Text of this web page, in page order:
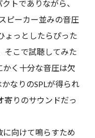
トでありながら、
ピーカー並みの音圧
ょっとしたらぴった
そこで試聴してみた
く十分な音圧は欠
なりのSPLが得られ
寄りのサウンドだっ
向けて鳴らすため